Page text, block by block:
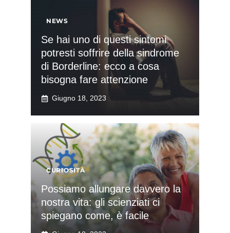
NEWS
Se hai uno di questi sintomi
potresti soffrire della sindrome
di Borderline: ecco a cosa
bisogna fare attenzione
Giugno 18, 2023
CURIOSITÀ
Possiamo allungare davvero la
nostra vita: gli scienziati ci
spiegano come, è facile